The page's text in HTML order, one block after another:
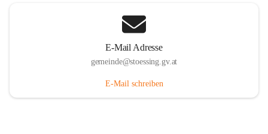
E-Mail Adresse
gemeinde@stoessing.gv.at
E-Mail schreiben